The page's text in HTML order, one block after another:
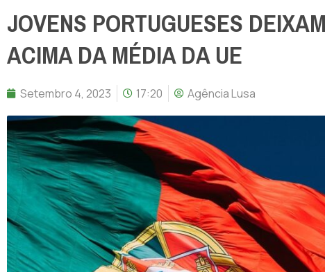
JOVENS PORTUGUESES
ACIMA DA MÉDIA DA UE
Setembro 4, 2023 17:20 Agência Lusa